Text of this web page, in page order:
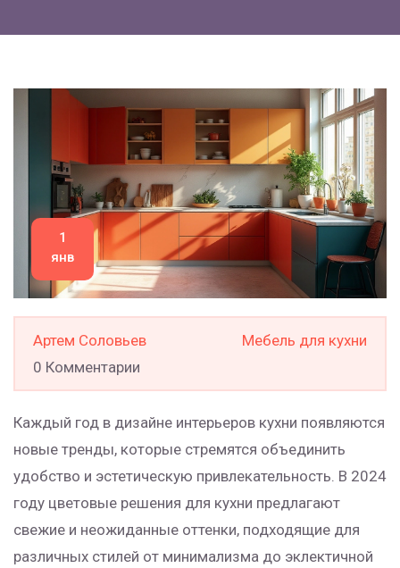
1
янв
Артем Соловьев
Мебель для кухни
0 Комментарии
Каждый год в дизайне интерьеров кухни появляются
новые тренды, которые стремятся объединить
удобство и эстетическую привлекательность. В 2024
году цветовые решения для кухни предлагают
свежие и неожиданные оттенки, подходящие для
различных стилей от минимализма до эклектичной